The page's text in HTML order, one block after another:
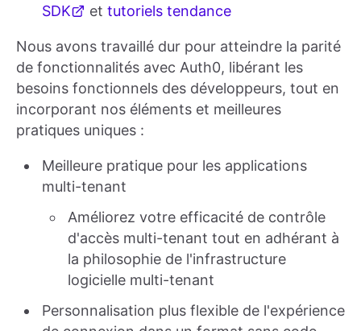
SDK
et tutoriels tendance
Nous avons travaillé dur pour atteindre la parité
de fonctionnalités avec Auth0, libérant les
besoins fonctionnels des développeurs, tout en
incorporant nos éléments et meilleures
pratiques uniques :
Meilleure pratique pour les applications
multi-tenant
Améliorez votre efficacité de contrôle
d'accès multi-tenant tout en adhérant à
la philosophie de l'infrastructure
logicielle multi-tenant
Personnalisation plus flexible de l'expérience